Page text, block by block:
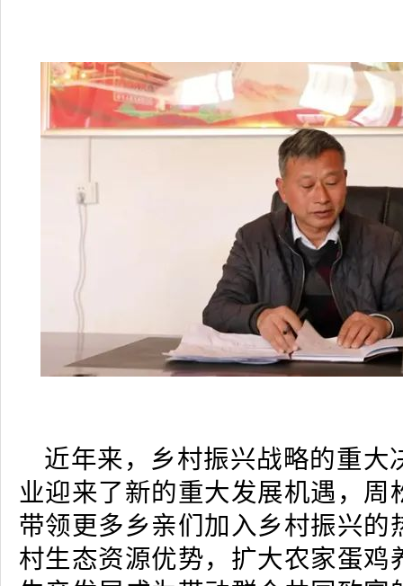
近年来，乡村振兴战略的重大
业迎来了新的重大发展机遇，周
带领更多乡亲们加入乡村振兴的
村生态资源优势，扩大农家蛋鸡